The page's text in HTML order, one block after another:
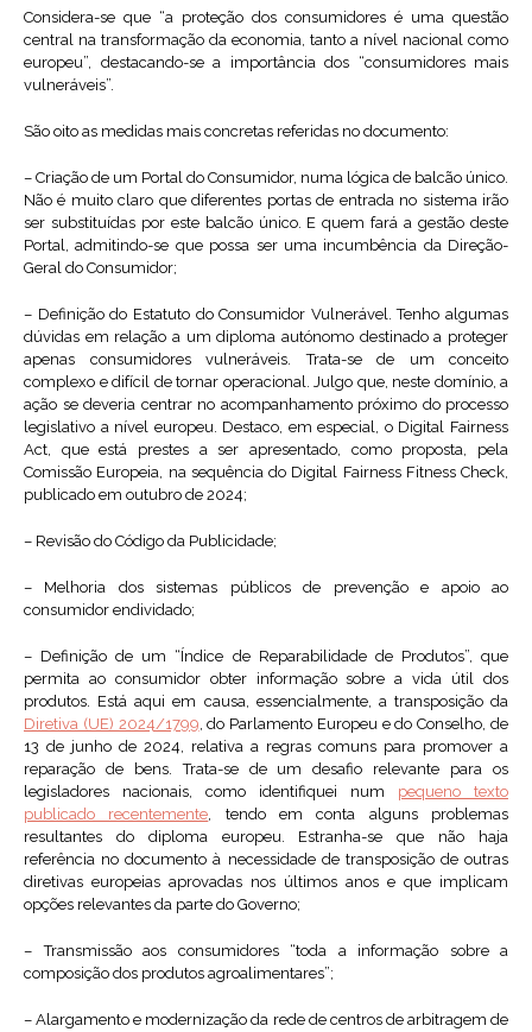
Considera-se que “a proteção dos consumidores é uma questão
central na transformação da economia, tanto a nível nacional como
europeu”, destacando-se a importância dos “consumidores mais
vulneráveis”.
São oito as medidas mais concretas referidas no documento:
– Criação de um Portal do Consumidor, numa lógica de balcão único.
Não é muito claro que diferentes portas de entrada no sistema irão
ser substituídas por este balcão único. E quem fará a gestão deste
Portal, admitindo-se que possa ser uma incumbência da Direção-
Geral do Consumidor;
– Definição do Estatuto do Consumidor Vulnerável. Tenho algumas
dúvidas em relação a um diploma autónomo destinado a proteger
apenas consumidores vulneráveis. Trata-se de um conceito
complexo e difícil de tornar operacional. Julgo que, neste domínio, a
ação se deveria centrar no acompanhamento próximo do processo
legislativo a nível europeu. Destaco, em especial, o Digital Fairness
Act, que está prestes a ser apresentado, como proposta, pela
Comissão Europeia, na sequência do Digital Fairness Fitness Check,
publicado em outubro de 2024;
– Revisão do Código da Publicidade;
– Melhoria dos sistemas públicos de prevenção e apoio ao
consumidor endividado;
– Definição de um “Índice de Reparabilidade de Produtos”, que
permita ao consumidor obter informação sobre a vida útil dos
produtos. Está aqui em causa, essencialmente, a transposição da
Diretiva (UE) 2024/1799, do Parlamento Europeu e do Conselho, de
13 de junho de 2024, relativa a regras comuns para promover a
reparação de bens. Trata-se de um desafio relevante para os
legisladores nacionais, como identifiquei num pequeno texto
publicado recentemente, tendo em conta alguns problemas
resultantes do diploma europeu. Estranha-se que não haja
referência no documento à necessidade de transposição de outras
diretivas europeias aprovadas nos últimos anos e que implicam
opções relevantes da parte do Governo;
– Transmissão aos consumidores “toda a informação sobre a
composição dos produtos agroalimentares”;
– Alargamento e modernização da rede de centros de arbitragem de